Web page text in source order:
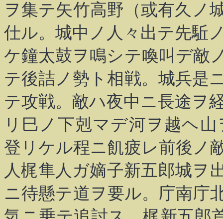
ヲ集テ矢竹高野（或有久ノ
仕ル。城中ノ人々出テ先駈
ケ鐘太鼓ヲ鳴シテ喚叫デ敵
テ後詰ノ勢ト相戦。城兵是
テ攻戦。敵ハ夜中ニ長途ヲ
リ巳ノ下剋マデ河ヲ越ヘ
登リケル程ニ飢疲レ前後ノ
人梶隼人ガ嫡子新五郎城ヲ
ニ待懸テ道ヲ要ル。庁南庁